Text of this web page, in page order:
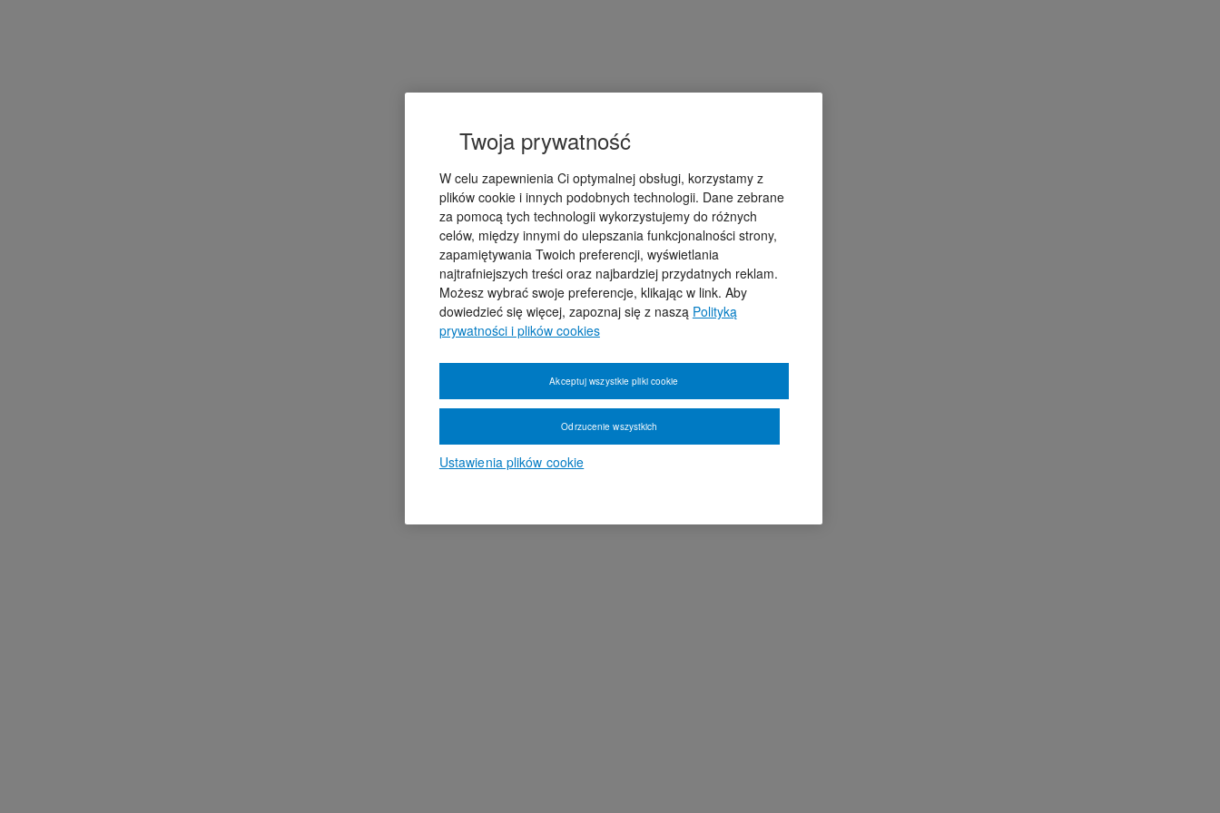
Twoja prywatność
W celu zapewnienia Ci optymalnej obsługi, korzystamy z
plików cookie i innych podobnych technologii. Dane zebrane
za pomocą tych technologii wykorzystujemy do różnych
celów, między innymi do ulepszania funkcjonalności strony,
zapamiętywania Twoich preferencji, wyświetlania
najtrafniejszych treści oraz najbardziej przydatnych reklam.
Możesz wybrać swoje preferencje, klikając w link. Aby
dowiedzieć się więcej, zapoznaj się z naszą Polityką
prywatności i plików cookies
Ustawienia plików cookie
Odrzucenie wszystkich
Akceptuj wszystkie pliki cookie